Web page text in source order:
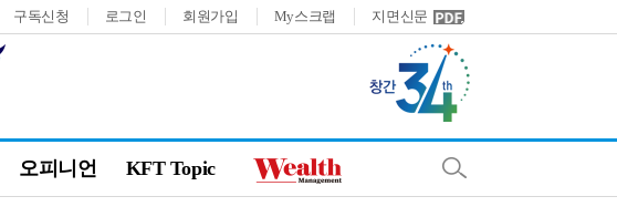
구독신청 로그인 회원가입 My스크랩 지면신문
오피니언 KFT Topic